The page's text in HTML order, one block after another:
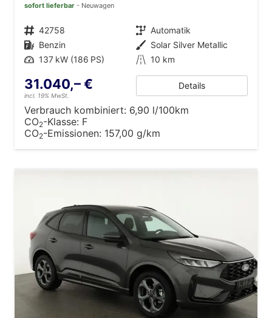
sofort lieferbar Neuwagen
Fahrzeugnr. 42758 Getriebe Automatik
Kraftstoff Benzin Außenfarbe Solar Silver Metallic
Leistung 137 kW (186 PS) Kilometerstand 10 km
31.040,– €
incl. 19% MwSt.
Details
Verbrauch kombiniert: 6,90 l/100km
CO2-Klasse: F
CO2-Emissionen: 157,00 g/km